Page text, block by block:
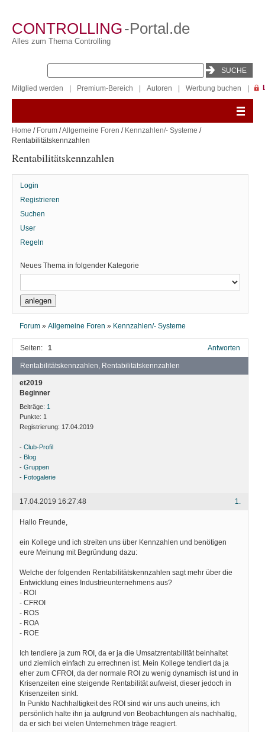
CONTROLLING-Portal.de
Alles zum Thema Controlling
Mitglied werden Premium-Bereich Autoren Werbung buchen
Home / Forum /Allgemeine Foren / Kennzahlen/- Systeme /
Rentabilitätskennzahlen
Rentabilitätskennzahlen
Login
Registrieren
Suchen
User
Regeln
Neues Thema in folgender Kategorie
Forum »Allgemeine Foren » Kennzahlen/- Systeme
Seiten: 1 Antworten
Rentabilitätskennzahlen, Rentabilitätskennzahlen
et2019
Beginner
Beiträge: 1
Punkte: 1
Registrierung: 17.04.2019
- Club-Profil
- Blog
- Gruppen
- Fotogalerie
1.
17.04.2019 16:27:48
Hallo Freunde,
ein Kollege und ich streiten uns über Kennzahlen und benötigen
eure Meinung mit Begründung dazu:
Welche der folgenden Rentabilitätskennzahlen sagt mehr über die
Entwicklung eines Industrieunternehmens aus?
- ROI
- CFROI
- ROS
- ROA
- ROE
Ich tendiere ja zum ROI, da er ja die Umsatzrentabilität beinhaltet
und ziemlich einfach zu errechnen ist. Mein Kollege tendiert da ja
eher zum CFROI, da der normale ROI zu wenig dynamisch ist und in
Krisenzeiten eine steigende Rentabilität aufweist, dieser jedoch in
Krisenzeiten sinkt.
In Punkto Nachhaltigkeit des ROI sind wir uns auch uneins, ich
persönlich halte ihn ja aufgrund von Beobachtungen als nachhaltig,
da er sich bei vielen Unternehmen träge reagiert.